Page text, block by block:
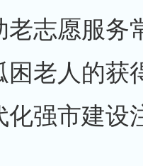
老志愿服务
困老人的获
化强市建设